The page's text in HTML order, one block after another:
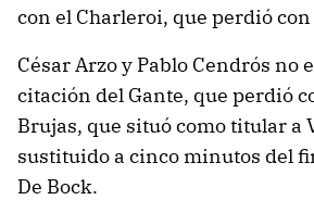
con el Charleroi, que perdió con
César Arzo y Pablo Cendrós no
citación del Gante, que perdió
Brujas, que situó como titular a
sustituido a cinco minutos del
De Bock.